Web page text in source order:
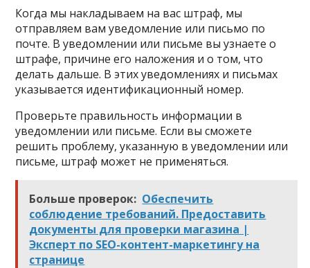
Когда мы накладываем на вас штраф, мы
отправляем вам уведомление или письмо по
почте. В уведомлении или письме вы узнаете о
штрафе, причине его наложения и о том, что
делать дальше. В этих уведомлениях и письмах
указывается идентификационный номер.
Проверьте правильность информации в
уведомлении или письме. Если вы сможете
решить проблему, указанную в уведомлении или
письме, штраф может не применяться.
Больше проверок: Обеспечить
соблюдение требований. Предоставить
документы для проверки магазина |
Эксперт по SEO-контент-маркетингу на
странице